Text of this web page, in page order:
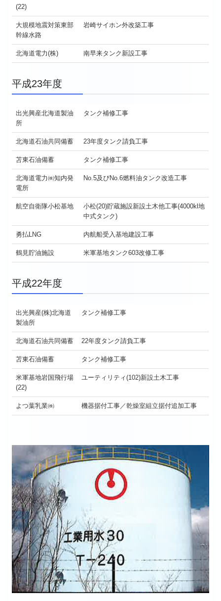
(22)
大規模地震対策東部
幹線水路
岩崎サイホン外改築工事
北海道電力(株) 南早来タンク新設工事
平成23年度
出光興産北海道製油
所
タンク補修工事
北海道石油共同備蓄 23年度タンク請負工事
苫東石油備蓄 タンク補修工事
北海道電力㈱知内発
電所
No.5及びNo.6燃料油タンク改造工事
航空自衛隊小松基地
小松(20)貯蔵施設新設土木他工事(4000kl地
中式タンク)
勇払LNG 内航船受入基地建設工事
鶴見貯油施設 米軍基地タンク603改修工事
平成22年度
出光興産(株)北海道
製油所
タンク補修工事
北海道石油共同備蓄 22年度タンク請負工事
苫東石油備蓄 タンク補修工事
米軍基地岩国飛行場
(22)
ユーティリティ(102)新設土木工事
よつ葉乳業㈱ 機器据付工事／乾燥室組立据付追加工事